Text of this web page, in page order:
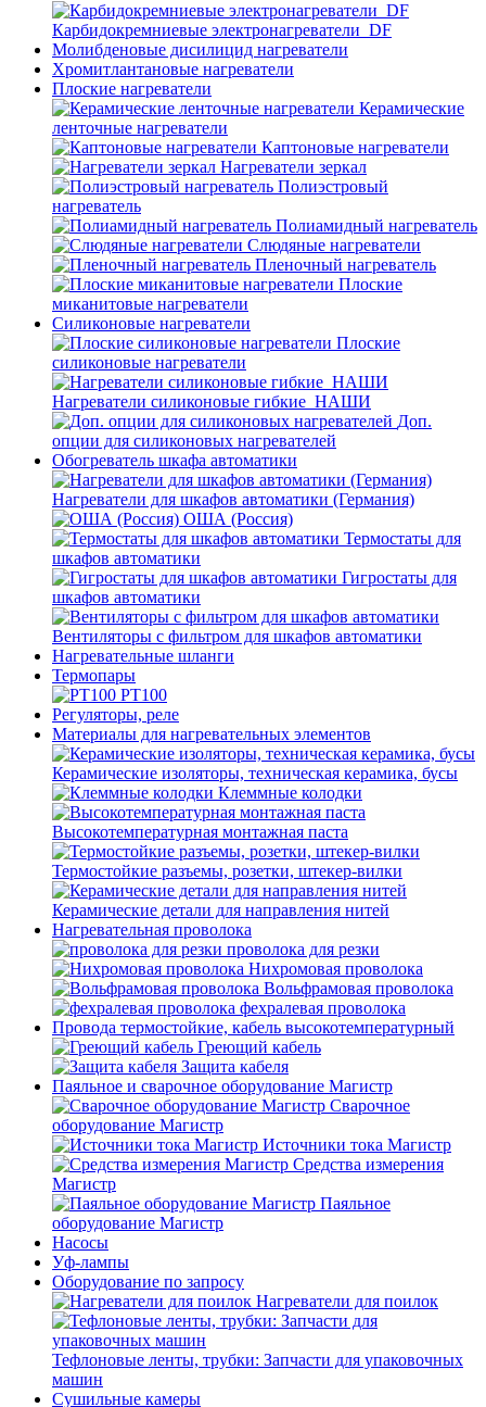
Карбидокремниевые электронагреватели_DF
Молибденовые дисилицид нагреватели
Хромитлантановые нагреватели
Плоские нагреватели
Керамические
ленточные нагреватели
Каптоновые нагреватели
Нагреватели зеркал
Полиэстровый
нагреватель
Полиамидный нагреватель
Слюдяные нагреватели
Пленочный нагреватель
Плоские
миканитовые нагреватели
Силиконовые нагреватели
Плоские
силиконовые нагреватели
Нагреватели силиконовые гибкие_НАШИ
Доп.
опции для силиконовых нагревателей
Обогреватель шкафа автоматики
Нагреватели для шкафов автоматики (Германия)
ОША (Россия)
Термостаты для
шкафов автоматики
Гигростаты для
шкафов автоматики
Вентиляторы с фильтром для шкафов автоматики
Нагревательные шланги
Термопары
PT100
Регуляторы, реле
Материалы для нагревательных элементов
Керамические изоляторы, техническая керамика, бусы
Клеммные колодки
Высокотемпературная монтажная паста
Термостойкие разъемы, розетки, штекер-вилки
Керамические детали для направления нитей
Нагревательная проволока
проволока для резки
Нихромовая проволока
Вольфрамовая проволока
фехралевая проволока
Провода термостойкие, кабель высокотемпературный
Греющий кабель
Защита кабеля
Паяльное и сварочное оборудование Магистр
Сварочное
оборудование Магистр
Источники тока Магистр
Средства измерения
Магистр
Паяльное
оборудование Магистр
Насосы
Уф-лампы
Оборудование по запросу
Нагреватели для поилок
Тефлоновые ленты, трубки: Запчасти для упаковочных
машин
Сушильные камеры